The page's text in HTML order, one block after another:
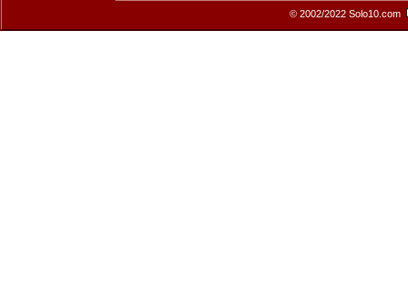
© 2002/2022 Solo10.com